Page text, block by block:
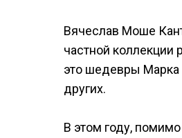
Вячеслав Моше
частной коллекции
это шедевры Марка
других.
В этом году,